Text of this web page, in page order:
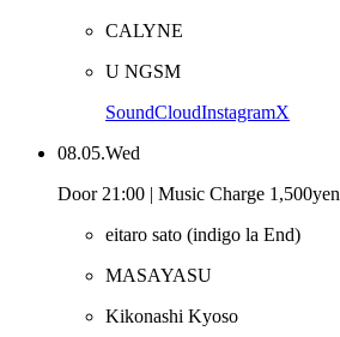
CALYNE
U NGSM
SoundCloudInstagramX
08.05.Wed
Door 21:00 | Music Charge 1,500yen
eitaro sato (indigo la End)
MASAYASU
Kikonashi Kyoso